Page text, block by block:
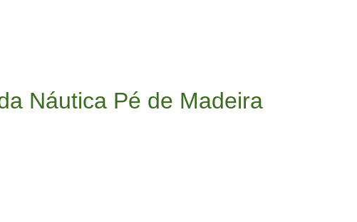
Náutica Pé de Madeira